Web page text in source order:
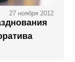
27 ноября 2012